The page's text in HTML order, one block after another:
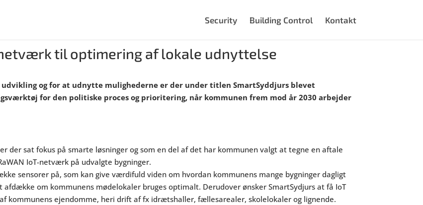
Security Building Control Kontakt
til optimering af lokale udnyttelse
og for at udnytte mulighederne er der under titlen SmartSyddjurs blevet
for den politiske proces og prioritering, når kommunen frem mod år 2030 arbejder
der sat fokus på smarte løsninger og som en del af det har kommunen valgt at tegne en aftale
IoT-netværk på udvalgte bygninger.
sensorer på, som kan give værdifuld viden om hvordan kommunens mange bygninger dagligt
om kommunens mødelokaler bruges optimalt. Derudover ønsker SmartSydjurs at få IoT
kommunens ejendomme, heri drift af fx idrætshaller, fællesarealer, skolelokaler og lignende.